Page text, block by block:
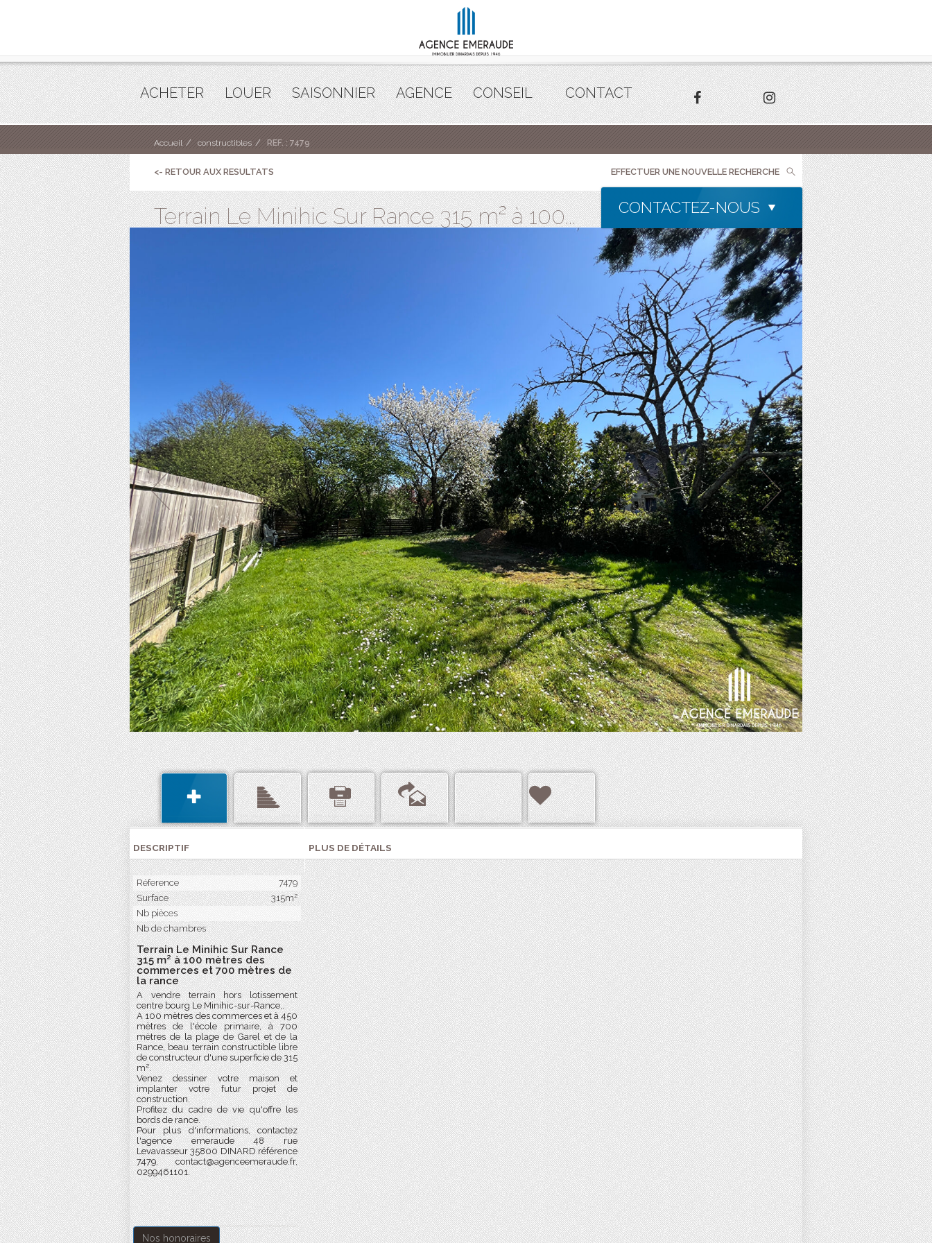
ACHETER LOUER SAISONNIER AGENCE CONSEIL CONTACT
Accueil constructibles REF. : 7479
<- RETOUR AUX RESULTATS EFFECTUER UNE NOUVELLE RECHERCHE
Terrain Le Minihic Sur Rance 315 m² à 100... CONTACTEZ-NOUS
DESCRIPTIF
Réference
7479
Surface
315m²
Nb pièces
Nb de chambres
Terrain Le Minihic Sur Rance
315 m² à 100 mètres des
commerces et 700 mètres de
la rance
A vendre terrain hors lotissement
centre bourg Le Minihic-sur-Rance,.
A 100 mètres des commerces et à 450
mètres de l'école primaire, à 700
mètres de la plage de Garel et de la
Rance, beau terrain constructible libre
de constructeur d'une superficie de 315
m².
Venez dessiner votre maison et
implanter votre futur projet de
construction.
Profitez du cadre de vie qu'offre les
bords de rance.
Pour plus d'informations, contactez
l'agence emeraude 48 rue
Levavasseur 35800 DINARD référence
7479, contact@agenceemeraude.fr,
0299461101.
Nos honoraires
PLUS DE DÉTAILS